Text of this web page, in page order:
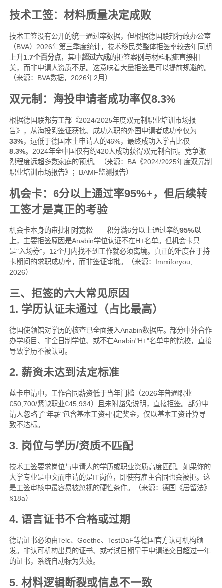
技术工签：材料质量决定成败
技术工签没有公开的统一通过率数据，但根据德国联邦行政办公室
（BVA）2026年第三季度统计，技术移民类整体拒签率较去年同期
上升1.7个百分点，其中超过六成的拒签案例与材料瑕疵直接相
关，而非申请人资质不足。这意味着大量拒签是可以提前规避的。
（来源：BVA数据，2026年2月）
双元制：海投申请者成功率仅8.3%
根据德国联邦劳工部《2024/2025年度双元制职业培训市场报
告》，从海投到签证获批、成功入职的外国申请者成功率仅为
33%，远低于德国本土申请人的46%，最终成功入学占比仅
8.3%。2024年全中国仅有约420人成功获得双元制合同。竞争激
烈程度远超多数家庭的预期。（来源：BA《2024/2025年度双元制
职业培训市场报告》；BAMF监测报告）
机会卡：6分以上通过率95%+，但后续转
工签才是真正的考验
机会卡本身的审批相对宽松——积分满6分以上通过率约95%以
上，主要拒签原因是Anabin学位认证不在H+名单。但机会卡只
是"入场券"，12个月内找不到工作就必须离境。真正的难度在于持
卡期间的求职成功率，而非签证审批。（来源：Immiforyou,
2026）
三、拒签的六大常见原因
1. 学历认证未通过（占比最高）
德国使领馆对学历的核查已全面接入Anabin数据库。部分中外合作
办学项目、非全日制学位、或不在Anabin"H+"名单中的院校，直接
导致学历不被认可。
2. 薪资未达到法定标准
蓝卡申请中，工作合同薪资低于当年门槛（2026年普通职业
€50,700/紧缺职业€45,934）且未附豁免说明，直接拒签。部分申
请人忽略了"年薪"包含基本工资+固定奖金，仅以基本工资计算导
致不达标。
3. 岗位与学历/资质不匹配
技术工签要求岗位与申请人的学历或职业资质高度匹配。如果你的
大学专业是中文而申请的是IT岗位，即使有雇主合同也会被拒。这
是工签审核中最容易被忽视的硬性条件。（来源：德国《居留法》
§18a）
4. 语言证书不合格或过期
德语证书必须由Telc、Goethe、TestDaF等德国官方认可机构颁
发。非认可机构出具的证书、或考试日期早于申请递交日超过一年
的证书，系统自动标为失效。
5. 材料逻辑断裂或信息不一致